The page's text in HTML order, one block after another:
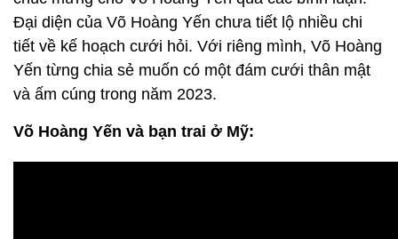
Đại diện của Võ Hoàng Yến chưa tiết lộ nhiều chi
tiết về kế hoạch cưới hỏi. Với riêng mình, Võ Hoàng
Yến từng chia sẻ muốn có một đám cưới thân mật
và ấm cúng trong năm 2023.
Võ Hoàng Yến và bạn trai ở Mỹ: